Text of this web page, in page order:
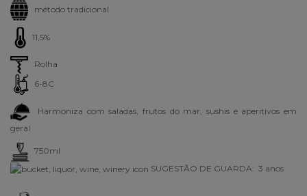
método tradicional
11,5%
Rolha
6-8C
Harmoniza com saladas, frutos do mar, sushis e aperitivos em
geral
750ml
SUGESTÃO DE GUARDA: 3 anos